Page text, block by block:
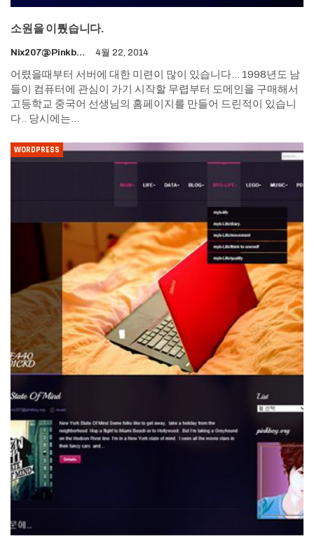
소원을 이뤘습니다.
Nix207@pinkboy.org 4월 22, 2014
어렸을때부터 서버에 대한 미련이 많이 있습니다... 1998년도 남
들이 컴퓨터에 관심이 가기 시작할 무렵부터 도메인을 구매해서
고등학교 중국어 선생님의 홈페이지를 만들어 드린적이 있습니
다.. 당시에는…
WORDPRESS